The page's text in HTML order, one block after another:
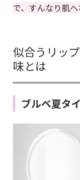
で、すんなり肌
似合うリッ
味とは
ブルベ夏タ